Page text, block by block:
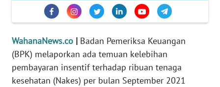
WahanaNews.co | Badan Pemeriksa Keuangan
(BPK) melaporkan ada temuan kelebihan
pembayaran insentif terhadap ribuan tenaga
kesehatan (Nakes) per bulan September 2021
EDITORIAL
Informasi